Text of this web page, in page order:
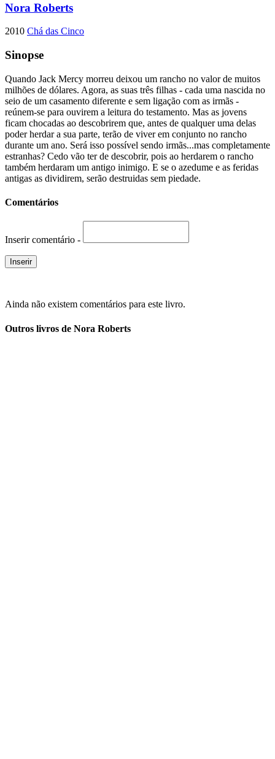
Nora Roberts
2010 Chá das Cinco
Sinopse
Quando Jack Mercy morreu deixou um rancho no valor de muitos
milhões de dólares. Agora, as suas três filhas - cada uma nascida no
seio de um casamento diferente e sem ligação com as irmãs -
reúnem-se para ouvirem a leitura do testamento. Mas as jovens
ficam chocadas ao descobrirem que, antes de qualquer uma delas
poder herdar a sua parte, terão de viver em conjunto no rancho
durante um ano. Será isso possível sendo irmãs...mas completamente
estranhas? Cedo vão ter de descobrir, pois ao herdarem o rancho
também herdaram um antigo inimigo. E se o azedume e as feridas
antigas as dividirem, serão destruidas sem piedade.
Comentários
Inserir comentário -
Ainda não existem comentários para este livro.
Outros livros de Nora Roberts